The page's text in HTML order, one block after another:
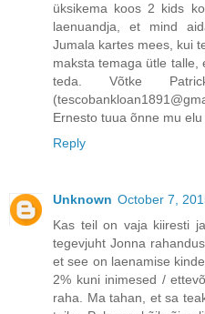
üksikema koos 2 kids
laenuandja, et mind
Jumala kartes mees, kui
maksta temaga ütle talle,
teda. Võtke
Ernesto tuua õnne mu
Reply
Unknown October 7,
Kas teil on vaja kiiresti
tegevjuht Jonna
et see on laenamise
2% kuni inimesed /
raha. Ma tahan, et sa